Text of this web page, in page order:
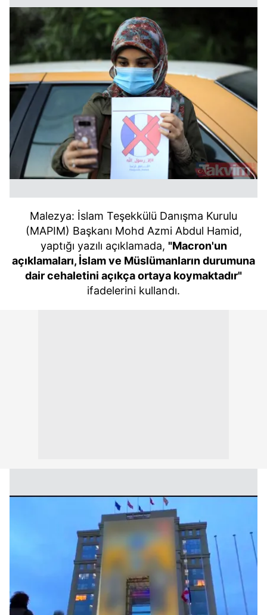
Malezya: İslam Teşekkülü Danışma Kurulu
(MAPIM) Başkanı Mohd Azmi Abdul Hamid,
yaptığı yazılı açıklamada, "Macron'un
açıklamaları, İslam ve Müslümanların durumuna
dair cehaletini açıkça ortaya koymaktadır"
ifadelerini kullandı.